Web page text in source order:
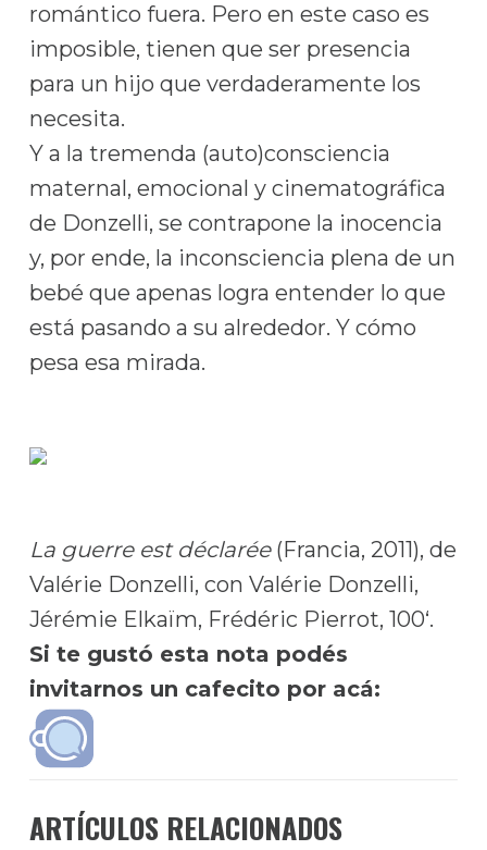
romántico fuera. Pero en este caso es
imposible, tienen que ser presencia
para un hijo que verdaderamente los
necesita.
Y a la tremenda (auto)consciencia
maternal, emocional y cinematográfica
de Donzelli, se contrapone la inocencia
y, por ende, la inconsciencia plena de un
bebé que apenas logra entender lo que
está pasando a su alrededor. Y cómo
pesa esa mirada.
La guerre est déclarée(Francia, 2011), de
Valérie Donzelli, con Valérie Donzelli,
Jérémie Elkaïm, Frédéric Pierrot, 100‘.
Si te gustó esta nota podés
invitarnos un cafecito por acá:
ARTÍCULOS RELACIONADOS